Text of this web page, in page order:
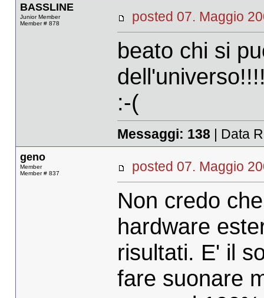
BASSLINE
Junior Member
Member # 878
posted 07. Maggio
beato chi si
:-(
Messaggi: 138 | Data
geno
Member
Member # 837
posted 07. Maggio
Non credo
hardware
risultati. E' il
fare suonare